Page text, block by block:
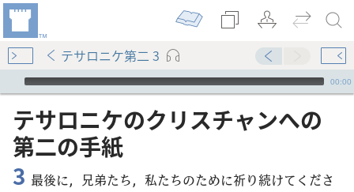
テサロニケ第二 3
Audio Player
00:00
テサロニケ​の​クリスチャン​へ​の​
第​二​の​手紙
3 最後に，兄弟たち，私たちのために祈り続けてくださ